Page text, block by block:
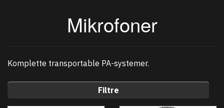
Mikrofoner
Komplette transportable PA-systemer.
Filtre